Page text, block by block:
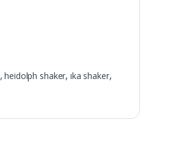
,heidolph shaker, ıka shaker,